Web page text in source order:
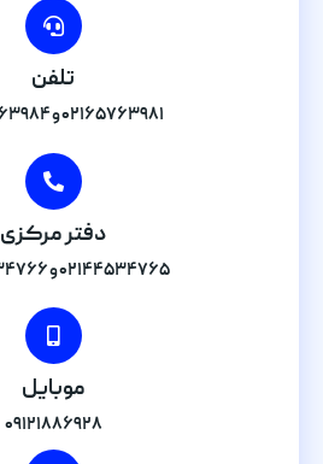
تلفن
۰۲۱۶۵۷۶۳۹۸۱ و ۰۲۱۶۵۷۶۳۹۸۴
دفتر مرکزی
۰۲۱۴۴۵۳۴۷۶۵ و ۰۲۱۴۴۵۳۴۷۶۶
موبایل
۰۹۱۲۱۸۸۶۹۲۸